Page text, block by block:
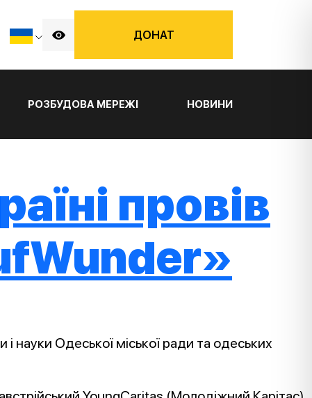
ДОНАТ
РОЗБУДОВА МЕРЕЖІ НОВИНИ
провів
науки Одеської міської ради та одеських